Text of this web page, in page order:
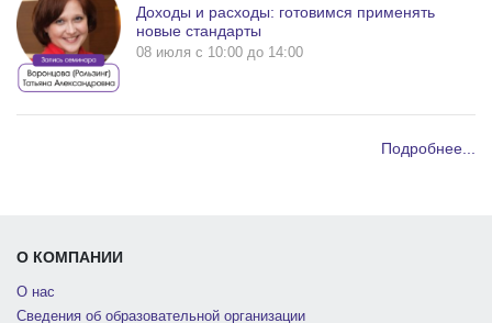
Доходы и расходы: готовимся применять
новые стандарты
08 июля c 10:00 до 14:00
Подробнее...
О КОМПАНИИ
О нас
Сведения об образовательной организации